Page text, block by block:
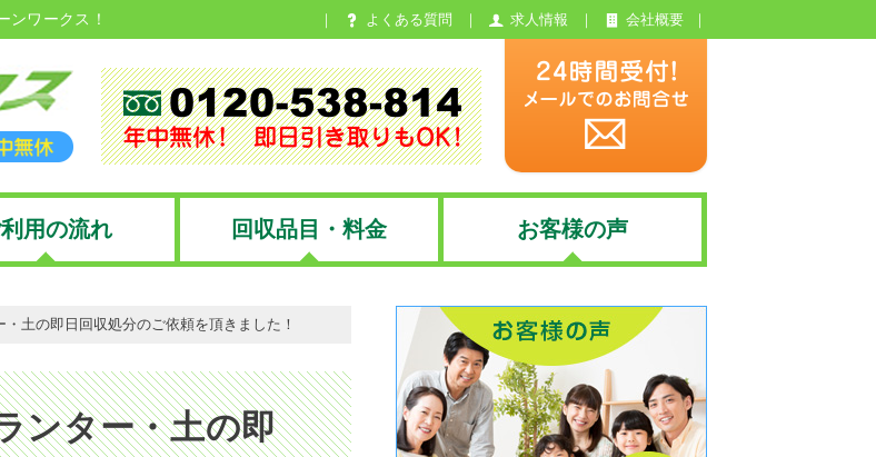
ンワークス！ よくある質問 求人情報 会社概要
用の流れ 回収品目・料金 お客様の声
土の即日回収処分のご依頼を頂きました！
ンター・土の即